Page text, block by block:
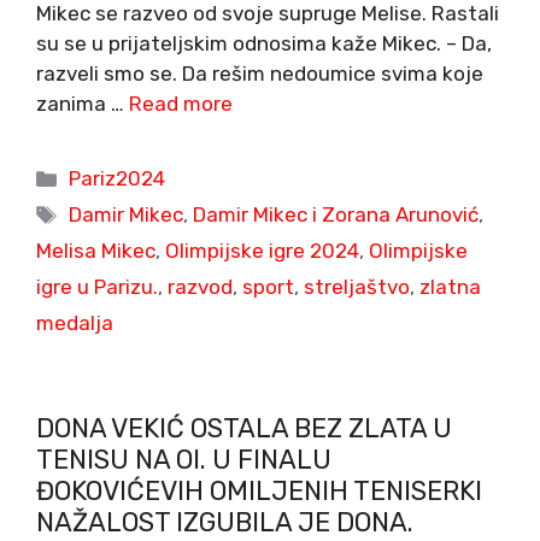
Mikec se razveo od svoje supruge Melise. Rastali
su se u prijateljskim odnosima kaže Mikec. – Da,
razveli smo se. Da rešim nedoumice svima koje
zanima … Read more
Categories
Pariz2024
Tags
Damir Mikec, Damir Mikec i Zorana Arunović,
Melisa Mikec, Olimpijske igre 2024, Olimpijske
igre u Parizu., razvod, sport, streljaštvo, zlatna
medalja
DONA VEKIĆ OSTALA BEZ ZLATA U
TENISU NA OI. U FINALU
ĐOKOVIĆEVIH OMILJENIH TENISERKI
NAŽALOST IZGUBILA JE DONA.